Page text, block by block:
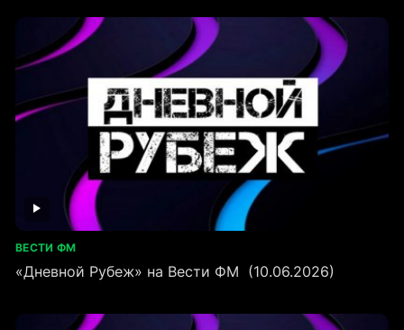
ВЕСТИ ФМ
«Дневной Рубеж» на Вести ФМ (10.06.2026)